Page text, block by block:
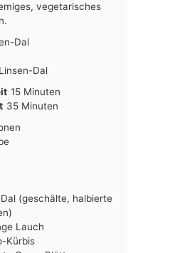
vegetarisches
Dal
Dal
15Minuten
Minuten
35Minuten
Minuten
(geschälte, halbierte
Lauch
Kürbis